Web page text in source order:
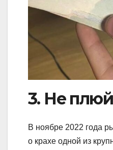
3. Не
В ноябре 2022 года
о крахе одной из